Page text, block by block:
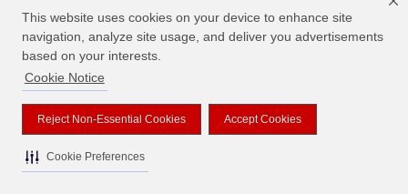
This website uses cookies on your device to enhance site
navigation, analyze site usage, and deliver you advertisements
based on your interests.
Cookie Notice
Reject Non-Essential Cookies Accept Cookies
Cookie Preferences
แบรนด์ที่ระบุไว้ข้างต้นเป็นเครื่องหมายการค้าของ 3M